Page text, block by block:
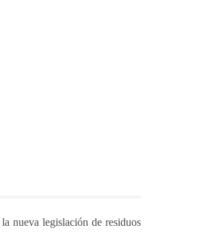
nueva legislación de residuos